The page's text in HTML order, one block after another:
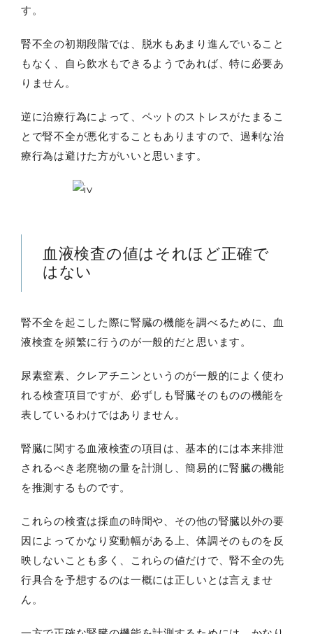
す。
腎不全の初期段階では、脱水もあまり進んでいること
もなく、自ら飲水もできるようであれば、特に必要あ
りません。
逆に治療行為によって、ペットのストレスがたまるこ
とで腎不全が悪化することもありますので、過剰な治
療行為は避けた方がいいと思います。
血液検査の値はそれほど正確で
はない
腎不全を起こした際に腎臓の機能を調べるために、血
液検査を頻繁に行うのが一般的だと思います。
尿素窒素、クレアチニンというのが一般的によく使わ
れる検査項目ですが、必ずしも腎臓そのものの機能を
表しているわけではありません。
腎臓に関する血液検査の項目は、基本的には本来排泄
されるべき老廃物の量を計測し、簡易的に腎臓の機能
を推測するものです。
これらの検査は採血の時間や、その他の腎臓以外の要
因によってかなり変動幅がある上、体調そのものを反
映しないことも多く、これらの値だけで、腎不全の先
行具合を予想するのは一概には正しいとは言えませ
ん。